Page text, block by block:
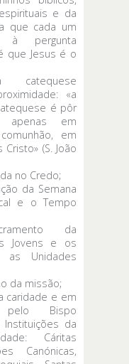
e da
que cada um
à pergunta
que Jesus é o
catequese
«a
é pôr
apenas em
em
(S. João
no Credo;
da Semana
e o Tempo
da
Jovens e os
Unidades
da missão;
caridade e em
pelo Bispo
da
Cáritas
Canónicas,